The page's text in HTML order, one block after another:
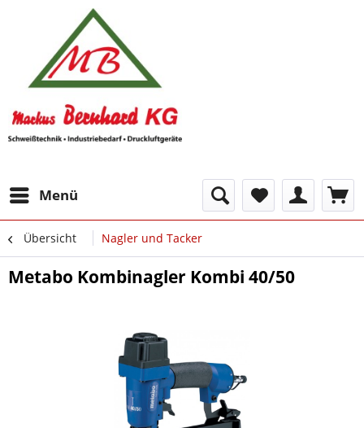
Menü
Übersicht Nagler und Tacker
Metabo Kombinagler Kombi 40/50